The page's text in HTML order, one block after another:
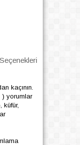
kaçının.
) yorumlar
küfür,